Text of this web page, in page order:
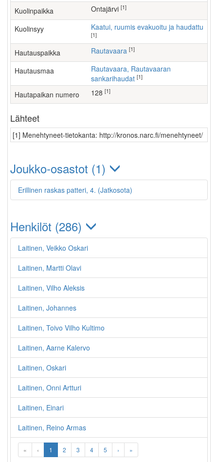
Kuolinpaikka Ontajärvi [1]
Kuolinsyy Kaatui, ruumis evakuoitu ja haudattu
[1]
Hautauspaikka Rautavaara [1]
Hautausmaa
Rautavaara, Rautavaaran
sankarihaudat [1]
Hautapaikan numero 128 [1]
Lähteet
[1] Menehtyneet-tietokanta: http://kronos.narc.fi/menehtyneet/
Joukko-osastot (1)
Erillinen raskas patteri, 4. (Jatkosota)
Henkilöt (286)
Laitinen, Veikko Oskari
Laitinen, Martti Olavi
Laitinen, Vilho Aleksis
Laitinen, Johannes
Laitinen, Toivo Vilho Kultimo
Laitinen, Aarne Kalervo
Laitinen, Oskari
Laitinen, Onni Artturi
Laitinen, Einari
Laitinen, Reino Armas
« ‹ 1 2 3 4 5 › »